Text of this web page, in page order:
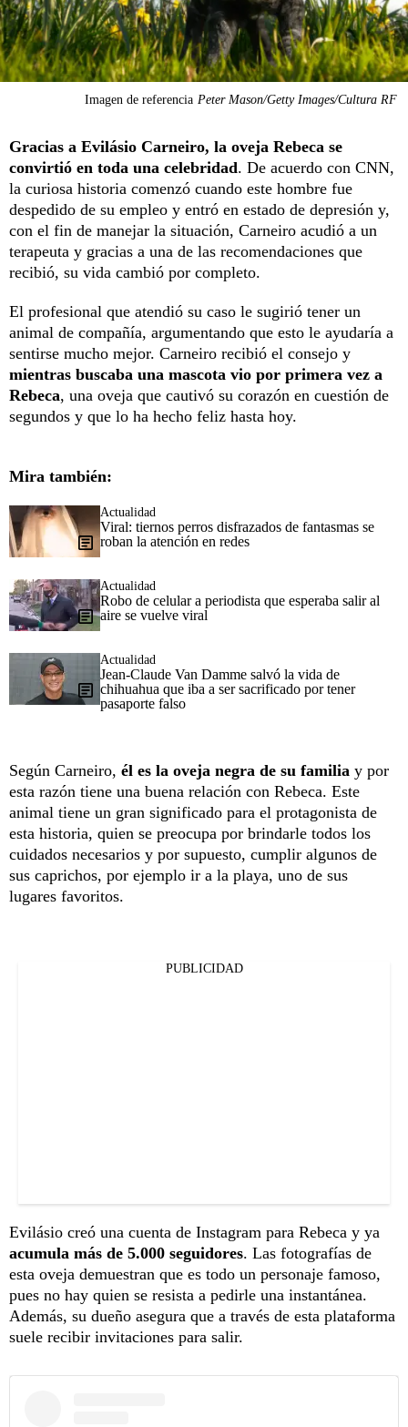
Imagen de referencia Peter Mason/Getty Images/Cultura RF
Gracias a Evilásio Carneiro, la oveja Rebeca se
convirtió en toda una celebridad. De acuerdo con CNN,
la curiosa historia comenzó cuando este hombre fue
despedido de su empleo y entró en estado de depresión y,
con el fin de manejar la situación, Carneiro acudió a un
terapeuta y gracias a una de las recomendaciones que
recibió, su vida cambió por completo.
El profesional que atendió su caso le sugirió tener un
animal de compañía, argumentando que esto le ayudaría a
sentirse mucho mejor. Carneiro recibió el consejo y
mientras buscaba una mascota vio por primera vez a
Rebeca, una oveja que cautivó su corazón en cuestión de
segundos y que lo ha hecho feliz hasta hoy.
Mira también:
Actualidad
Viral: tiernos perros disfrazados de fantasmas se
roban la atención en redes
Actualidad
Robo de celular a periodista que esperaba salir al
aire se vuelve viral
Actualidad
Jean-Claude Van Damme salvó la vida de
chihuahua que iba a ser sacrificado por tener
pasaporte falso
Según Carneiro, él es la oveja negra de su familia y por
esta razón tiene una buena relación con Rebeca. Este
animal tiene un gran significado para el protagonista de
esta historia, quien se preocupa por brindarle todos los
cuidados necesarios y por supuesto, cumplir algunos de
sus caprichos, por ejemplo ir a la playa, uno de sus
lugares favoritos.
PUBLICIDAD
Evilásio creó una cuenta de Instagram para Rebeca y ya
acumula más de 5.000 seguidores. Las fotografías de
esta oveja demuestran que es todo un personaje famoso,
pues no hay quien se resista a pedirle una instantánea.
Además, su dueño asegura que a través de esta plataforma
suele recibir invitaciones para salir.